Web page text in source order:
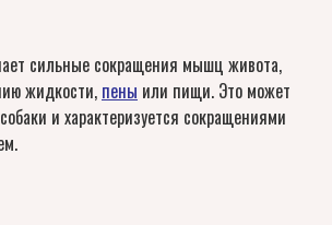
сильные сокращения мышц живота,
жидкости, пены или пищи. Это может
и характеризуется сокращениями